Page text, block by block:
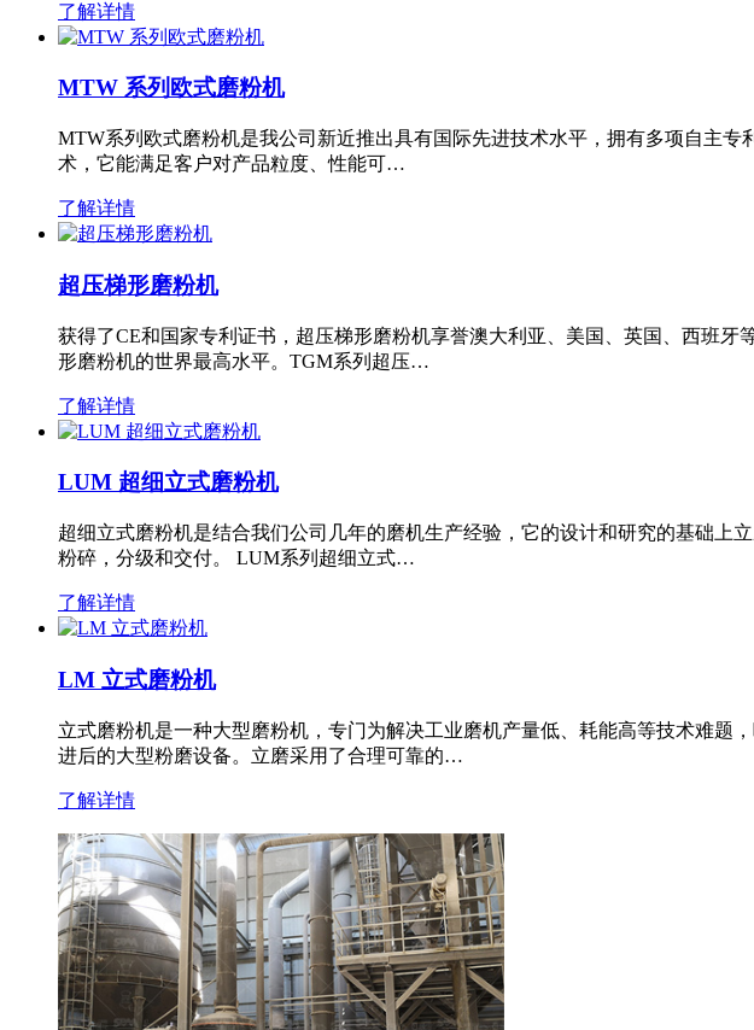
了解详情
MTW 系列欧式磨粉机
MTW系列欧式磨粉机是我公司新近推出具有国际先进技术水平，拥有多项自主
术，它能满足客户对产品粒度、性能可…
了解详情
超压梯形磨粉机
获得了CE和国家专利证书，超压梯形磨粉机享誉澳大利亚、美国、英国、西班
形磨粉机的世界最高水平。TGM系列超压…
了解详情
LUM 超细立式磨粉机
超细立式磨粉机是结合我们公司几年的磨机生产经验，它的设计和研究的基础上
粉碎，分级和交付。 LUM系列超细立式…
了解详情
LM 立式磨粉机
立式磨粉机是一种大型磨粉机，专门为解决工业磨机产量低、耗能高等技术难题
进后的大型粉磨设备。立磨采用了合理可靠的…
了解详情